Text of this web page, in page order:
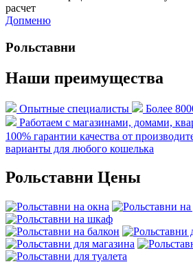
расчет
Допменю
Рольставни
Наши преимущества
Опытные специалисты
Более
Работаем с магазинами, домами,
100% гарантии качества от
варианты для любого кошелька
Рольставни Цены